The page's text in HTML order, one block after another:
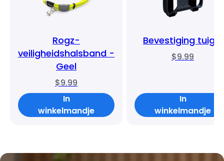
Rogz-
veiligheidshalsband -
Geel
$9.99
In
winkelmandje
Bevestiging tuigje
$9.99
In
winkelmandje